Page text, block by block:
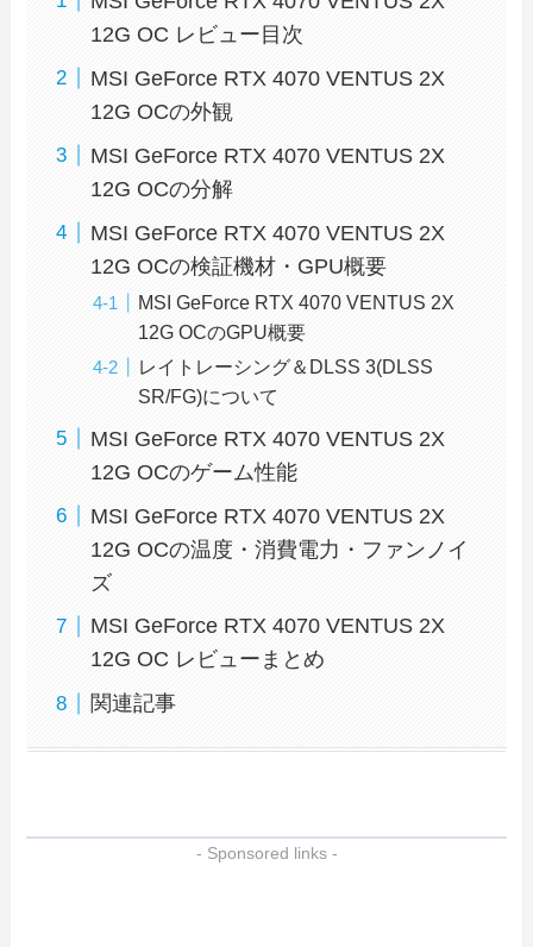
12G OC レビュー目次
MSI GeForce RTX 4070 VENTUS 2X
12G OCの外観
MSI GeForce RTX 4070 VENTUS 2X
12G OCの分解
MSI GeForce RTX 4070 VENTUS 2X
12G OCの検証機材・GPU概要
MSI GeForce RTX 4070 VENTUS 2X
12G OCのGPU概要
レイトレーシング＆DLSS 3(DLSS
SR/FG)について
MSI GeForce RTX 4070 VENTUS 2X
12G OCのゲーム性能
MSI GeForce RTX 4070 VENTUS 2X
12G OCの温度・消費電力・ファンノイ
ズ
MSI GeForce RTX 4070 VENTUS 2X
12G OC レビューまとめ
関連記事
- Sponsored links -